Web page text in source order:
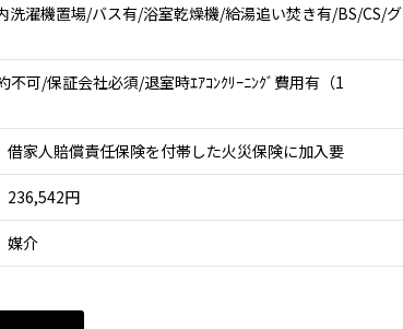
濯機置場/バス有/浴室乾燥機/給湯追い焚き有/BS/CS/グ
可/保証会社必須/退室時ｴｱｺﾝｸﾘｰﾆﾝｸﾞ費用有（1
借家人賠償責任保険を付帯した火災保険に加入要
236,542円
媒介